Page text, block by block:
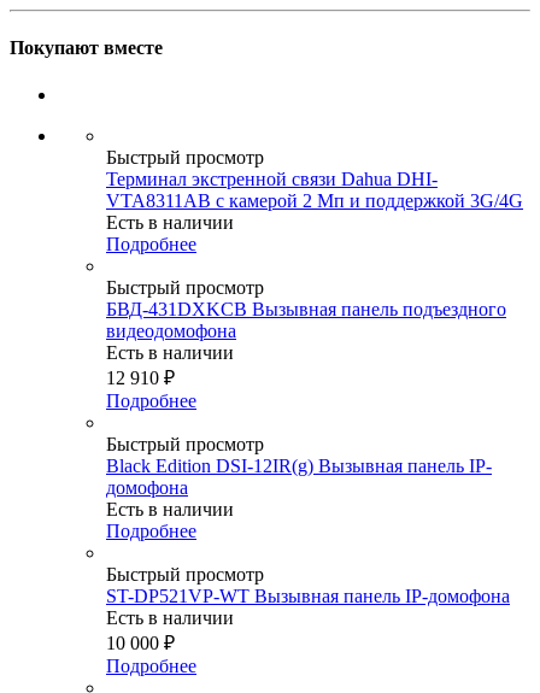
Покупают вместе
Быстрый просмотр
Терминал экстренной связи Dahua DHI-
VTA8311AB с камерой 2 Мп и поддержкой 3G/4G
Есть в наличии
Подробнее
Быстрый просмотр
БВД-431DXKCB Вызывная панель подъездного
видеодомофона
Есть в наличии
12 910 ₽
Подробнее
Быстрый просмотр
Black Edition DSI-12IR(g) Вызывная панель IP-
домофона
Есть в наличии
Подробнее
Быстрый просмотр
ST-DP521VP-WT Вызывная панель IP-домофона
Есть в наличии
10 000 ₽
Подробнее